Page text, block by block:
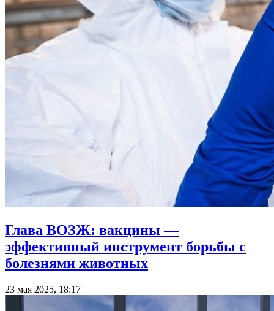
Глава ВОЗЖ: вакцины —
эффективный инструмент борьбы с
болезнями животных
23 мая 2025, 18:17